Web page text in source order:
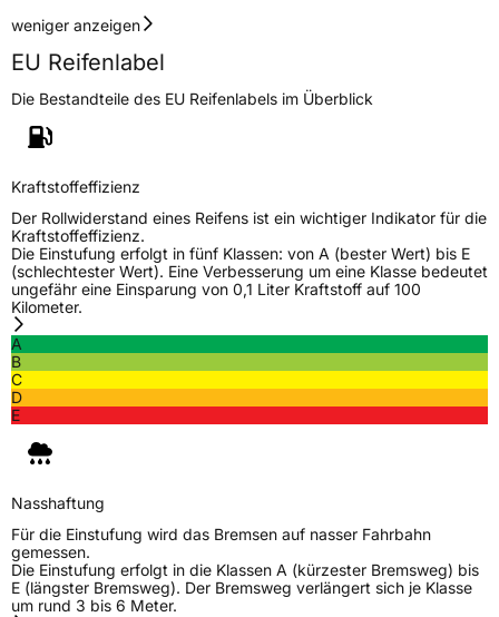
weniger anzeigen
EU Reifenlabel
Die Bestandteile des EU Reifenlabels im Überblick
Kraftstoffeffizienz
Der Rollwiderstand eines Reifens ist ein wichtiger Indikator für die
Kraftstoffeffizienz.
Die Einstufung erfolgt in fünf Klassen: von A (bester Wert) bis E
(schlechtester Wert). Eine Verbesserung um eine Klasse bedeutet
ungefähr eine Einsparung von 0,1 Liter Kraftstoff auf 100
Kilometer.
A
B
C
D
E
Nasshaftung
Für die Einstufung wird das Bremsen auf nasser Fahrbahn
gemessen.
Die Einstufung erfolgt in die Klassen A (kürzester Bremsweg) bis
E (längster Bremsweg). Der Bremsweg verlängert sich je Klasse
um rund 3 bis 6 Meter.